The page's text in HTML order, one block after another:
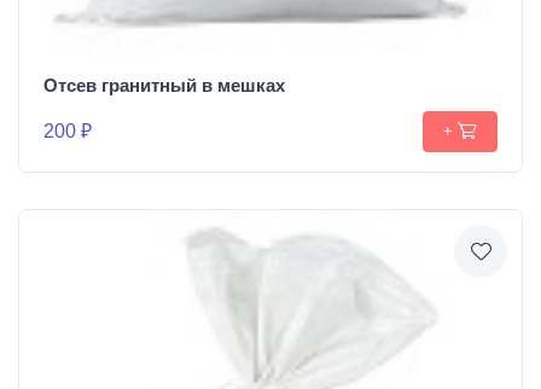
Отсев гранитный в мешках
200 ₽ +